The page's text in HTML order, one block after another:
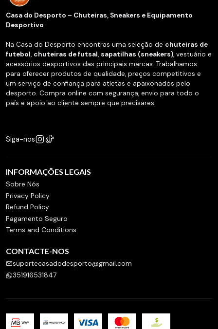
Casa do Desporto – Chuteiras, Sneakers e Equipamento
Desportivo
Na Casa do Desporto encontras uma seleção de chuteiras de
futebol, chuteiras de futsal, sapatilhas (sneakers), vestuário e
acessórios desportivos das principais marcas. Trabalhamos
para oferecer produtos de qualidade, preços competitivos e
um serviço de confiança para atletas e apaixonados pelo
desporto. Compra online com segurança, envio para todo o
país e apoio ao cliente sempre que precisares.
Siga-nos
INFORMAÇÕES LEGAIS
Sobre Nós
Privacy Policy
Refund Policy
Pagamento Seguro
Terms and Conditions
CONTACTE-NOS
suportecasadodesporto@gmail.com
351916531847